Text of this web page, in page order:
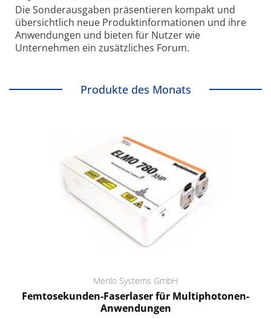
Die Sonder­ausgaben präsentieren kompakt und
übersichtlich neue Produkt­informationen und ihre
Anwendungen und bieten für Nutzer wie
Unternehmen ein zusätzliches Forum.
Produkte des Monats
Menlo Systems GmbH
Femtosekunden-Faserlaser für Multiphotonen-
Anwendungen